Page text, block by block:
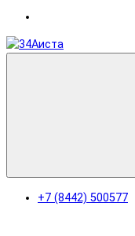
+7 (8442) 500577